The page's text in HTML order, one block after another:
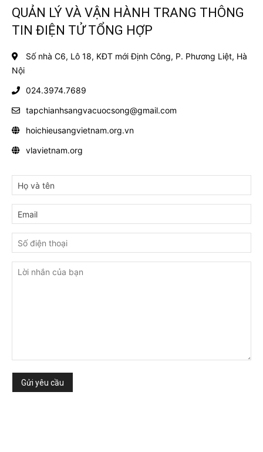
QUẢN LÝ VÀ VẬN HÀNH TRANG THÔNG
TIN ĐIỆN TỬ TỔNG HỢP
Số nhà C6, Lô 18, KĐT mới Định Công, P. Phương Liệt, Hà
Nội
024.3974.7689
tapchianhsangvacuocsong@gmail.com
hoichieusangvietnam.org.vn
vlavietnam.org